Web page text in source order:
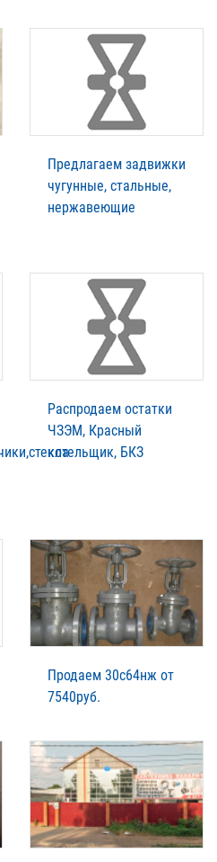
Предлагаем задвижки
чугунные, стальные,
нержавеющие
Распродаем остатки
ЧЗЭМ, Красный
котельщик, БКЗ
Продаем 30с64нж от
7540руб.